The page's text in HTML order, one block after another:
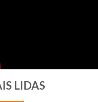
LIDAS